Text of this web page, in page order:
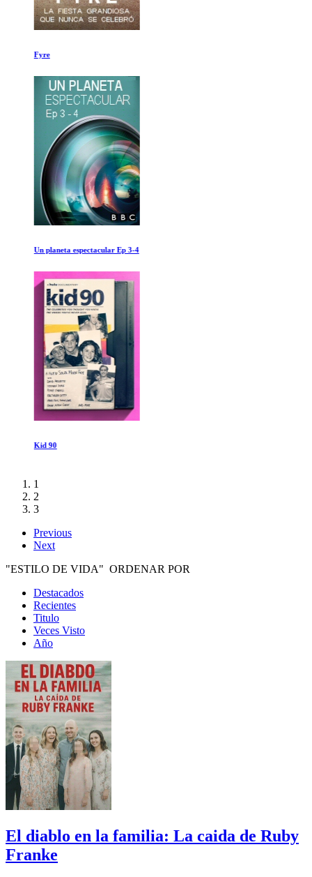
Fyre
Un planeta espectacular Ep 3-4
Kid 90
1
2
3
Previous
Next
"ESTILO DE VIDA" ORDENAR POR
Destacados
Recientes
Titulo
Veces Visto
Año
El diablo en la familia: La caida de Ruby
Franke